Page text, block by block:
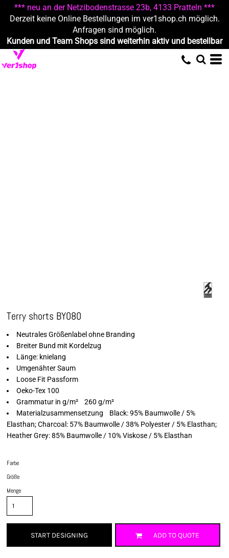
*** neu an der Netzibodenstrasse 23b, 4133 Pratteln ***
Derzeit keine Online Bestellungen im ver1shop.ch möglich.
Anfragen sind möglich.
Kunden und Team Shops sind weiterhin aktiv und bestellbar
Terry shorts BY080
Neutrales Größenlabel ohne Branding
Breiter Bund mit Kordelzug
Länge: knielang
Umgenähter Saum
Loose Fit Passform
Oeko-Tex 100
Grammatur in g/m² 260 g/m²
Materialzusammensetzung Black: 95% Baumwolle / 5%
Elasthan; Charcoal: 57% Baumwolle / 38% Polyester / 5% Elasthan;
Heather Grey: 85% Baumwolle / 10% Viskose / 5% Elasthan
Farbe
Größe
Menge
START DESIGNING ADD TO QUOTE